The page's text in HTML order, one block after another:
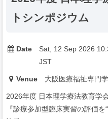
トシンポジウム
Date
Sat, 12 Sep 2026
JST
Venue 大阪医療福祉専門
2026年度 日本理学療法教育学
『診療参加型臨床実習の評価